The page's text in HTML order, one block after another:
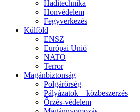
Haditechnika
Honvédelem
Fegyverkezés
Külföld
ENSZ
Európai Unió
NATO
Terror
Magánbiztonság
Polgárőrség
Pályázatok – közbeszerzés
Őrzés-védelem